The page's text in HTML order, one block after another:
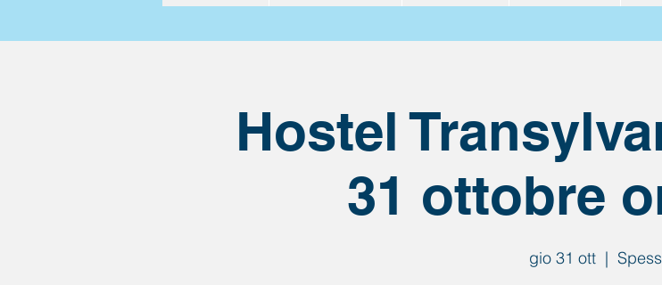
Hostel
31 ottobre
gio 31 ott
  |